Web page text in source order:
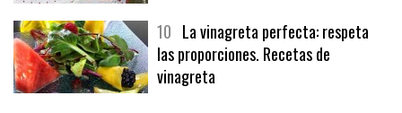
10 La vinagreta perfecta: respeta
las proporciones. Recetas de
vinagreta